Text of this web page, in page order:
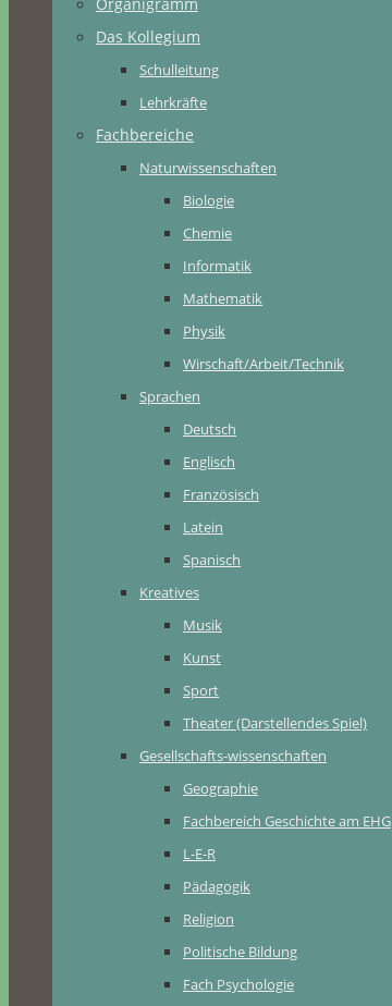
Das Kollegium
Schulleitung
Lehrkräfte
Fachbereiche
Naturwissenschaften
Biologie
Chemie
Informatik
Mathematik
Physik
Wirschaft/Arbeit/Technik
Sprachen
Deutsch
Englisch
Französisch
Latein
Spanisch
Kreatives
Musik
Kunst
Sport
Theater (Darstellendes Spiel)
Gesellschafts-wissenschaften
Geographie
Fachbereich Geschichte am EHG
L-E-R
Pädagogik
Religion
Politische Bildung
Fach Psychologie